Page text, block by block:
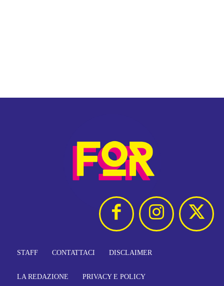
STAFF CONTATTACI DISCLAIMER
LA REDAZIONE PRIVACY E POLICY